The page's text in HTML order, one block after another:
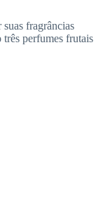
suas fragrâncias
três perfumes frutais